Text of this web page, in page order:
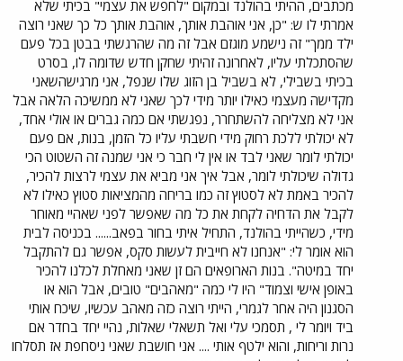
מכתבים, ההיתי בהולנד ובמקום "לחפש את עצמי" בכיתי שלא
אמרתי לו ש: "כן, אני אוהבת אותך, אוהבת אותך כל כך שאני רוצה
ילד ממך" זה נישמע מוגזם אבל זה מה שהרגשתי בבטן בכל פעם
שהסתכלתי עליו, לאחרונה זהיתי שחקן חדש שדומה לו, בסרט
בכיתי בשבילי, לא בשביל בן הזוג שלו שנפל, אני מרגישהשאני
מקדישה מעצמי כאילו יותר מידי לכך שאני לא ממשיכה הלאה אבל
אני לא מצליחה להשתחרר, נפגשתי אם כמה גברים או אולי אחד,
לא יכולתי ללכת רחוק מידי חשבתי עליו כל הזמן, בנות, אם פעם
יכולתי לומר שאני לבד או אין לי חבר כי אני שמנה זה השטוט הכי
גדולה שיכולתי לומר, אבל איך אני מביא את עצמי לרצות להכיר,
להכיר באמת לא לסטוץ זה כמו בריחה מהמציאות סטוץ כאילו לא
לקבל את הדחיה לקחת את כל מה שאפשר לפני שאהיי מאוחר
מידי, כשהייתי בהולנד, התחיל איתי בחור בפאב...... בכניסה לבית
הוא אומר לי: "אנחנו לא חייבית לעשות סקס, אפשר גם להתקבל
יחד במיטה". בנות הארופאים הם זן שאני מאחלת לכלנו להכיר
באופן אישי וצמוד" היו לי כמה "מאהבים" טובים, אבל הוא או
הסגנון היה אחר לגמרי, הייתי רוצה כזה מאהב עכשיו, שיכח אותי
ביד ויומר לי , תסמכי עלי ואל תשאלי שאלות, נהיי יחד בחדר אם
נרות וריחות, והוא ילטף אותי .... אני חושבת שאני ניסחפת אז תסלחו